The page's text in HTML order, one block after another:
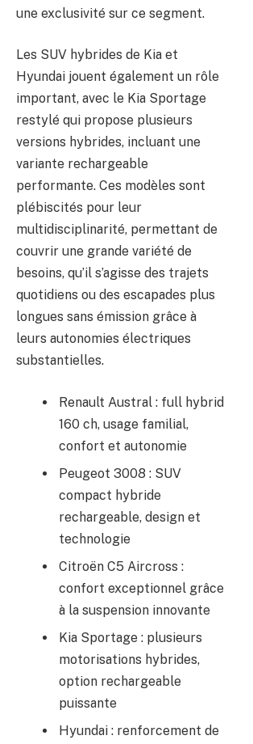
une exclusivité sur ce segment.
Les SUV hybrides de Kia et
Hyundai jouent également un rôle
important, avec le Kia Sportage
restylé qui propose plusieurs
versions hybrides, incluant une
variante rechargeable
performante. Ces modèles sont
plébiscités pour leur
multidisciplinarité, permettant de
couvrir une grande variété de
besoins, qu’il s’agisse des trajets
quotidiens ou des escapades plus
longues sans émission grâce à
leurs autonomies électriques
substantielles.
Renault Austral : full hybrid
160 ch, usage familial,
confort et autonomie
Peugeot 3008 : SUV
compact hybride
rechargeable, design et
technologie
Citroën C5 Aircross :
confort exceptionnel grâce
à la suspension innovante
Kia Sportage : plusieurs
motorisations hybrides,
option rechargeable
puissante
Hyundai : renforcement de